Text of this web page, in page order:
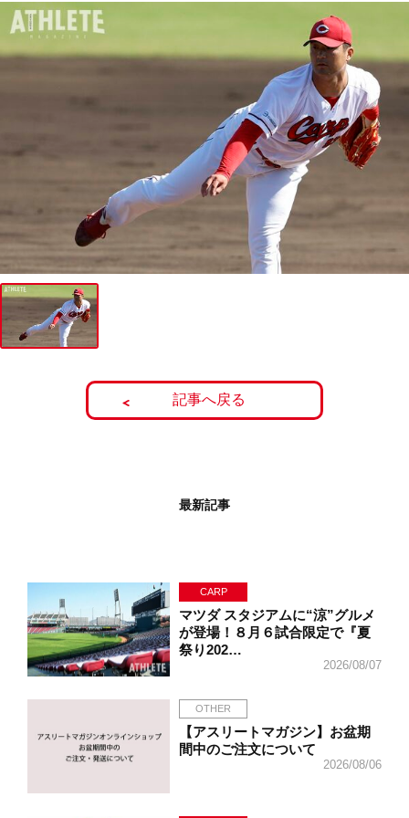
記事へ戻る
最新記事
CARP
マツダ スタジアムに“涼”グルメ
が登場！８月６試合限定で『夏
祭り202…
2026/08/07
OTHER
【アスリートマガジン】お盆期
間中のご注文について
2026/08/06